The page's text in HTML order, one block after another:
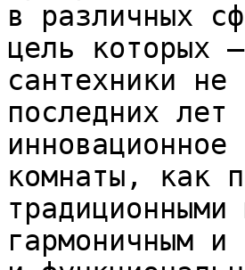
в различных
цель которых
сантехники
последних
комнаты, как
гармоничным